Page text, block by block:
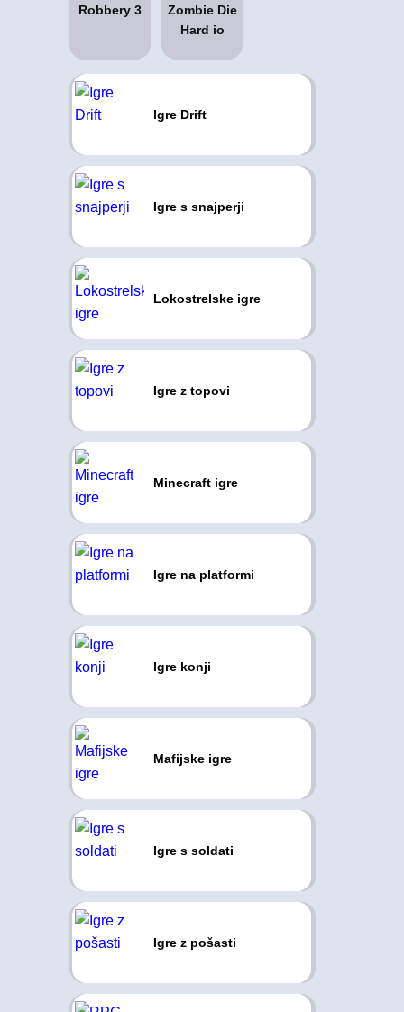
Igre Drift
Igre s snajperji
Lokostrelske igre
Igre z topovi
Minecraft igre
Igre na platformi
Igre konji
Mafijske igre
Igre s soldati
Igre z pošasti